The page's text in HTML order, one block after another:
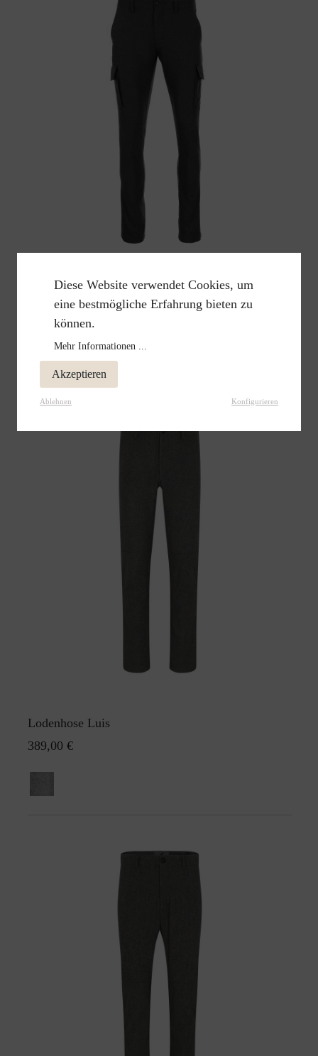
Lodenhose Julius LenzburgS
399,00 €
Lodenhose Luis
389,00 €
Diese Website verwendet Cookies, um
eine bestmögliche Erfahrung bieten zu
können.
Mehr Informationen ...
Akzeptieren
Ablehnen Konfigurieren